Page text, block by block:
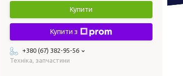
Купити
Купити з
+380 (67) 382-95-56
Техніка, запчастини